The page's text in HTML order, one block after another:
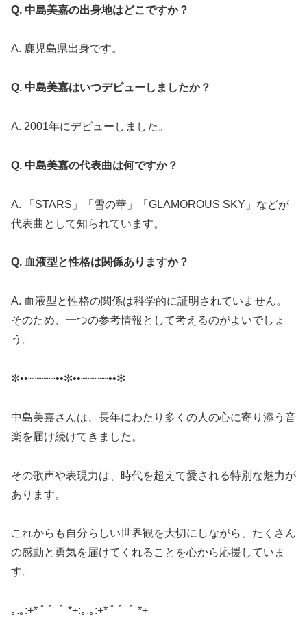
Q. 中島美嘉の出身地はどこですか？
A. 鹿児島県出身です。
Q. 中島美嘉はいつデビューしましたか？
A. 2001年にデビューしました。
Q. 中島美嘉の代表曲は何ですか？
A. 「STARS」「雪の華」「GLAMOROUS SKY」などが
代表曲として知られています。
Q. 血液型と性格は関係ありますか？
A. 血液型と性格の関係は科学的に証明されていません。
そのため、一つの参考情報として考えるのがよいでしょ
う。
✼••┈┈┈┈••✼••┈┈┈┈••✼
中島美嘉さんは、長年にわたり多くの人の心に寄り添う音
楽を届け続けてきました。
その歌声や表現力は、時代を超えて愛される特別な魅力が
あります。
これからも自分らしい世界観を大切にしながら、たくさん
の感動と勇気を届けてくれることを心から応援していま
す。
｡.｡:+* ﾟ ゜ﾟ *+:｡.｡:+* ﾟ ゜ﾟ *+